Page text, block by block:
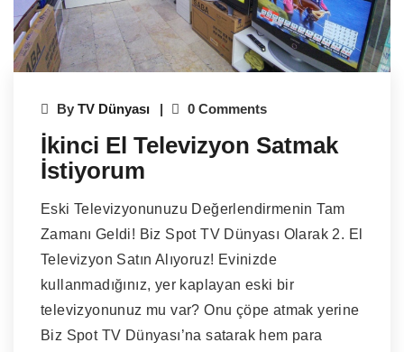
By TV Dünyası 0 Comments
İkinci El Televizyon Satmak
İstiyorum
Eski Televizyonunuzu Değerlendirmenin Tam
Zamanı Geldi! Biz Spot TV Dünyası Olarak 2. El
Televizyon Satın Alıyoruz! Evinizde
kullanmadığınız, yer kaplayan eski bir
televizyonunuz mu var? Onu çöpe atmak yerine
Biz Spot TV Dünyası’na satarak hem para